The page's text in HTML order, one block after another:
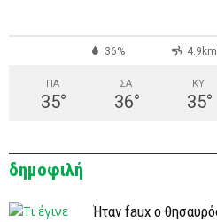
36%
ΠΑ
35°
ΣΑ
36°
ΚΥ
35°
δημοφιλή
Ήταν faux ο